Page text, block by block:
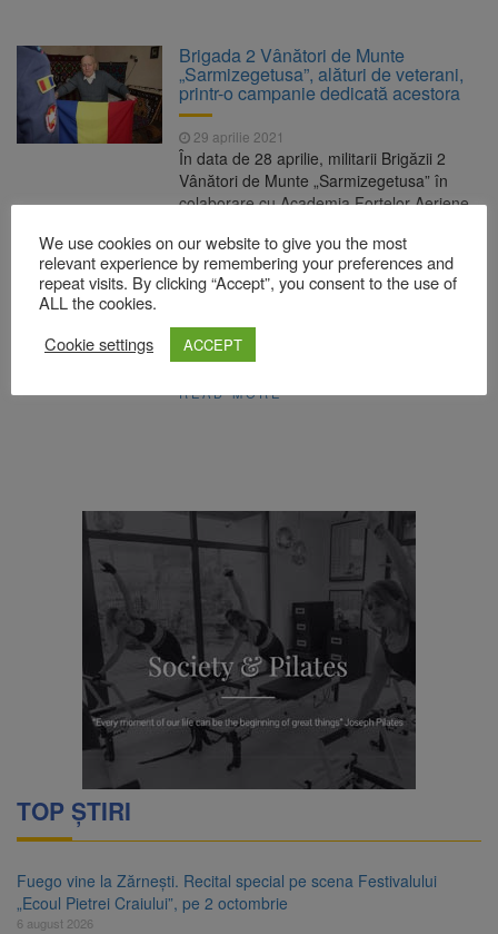
Brigada 2 Vânători de Munte
„Sarmizegetusa”, alături de veterani,
printr-o campanie dedicată acestora
29 aprilie 2021
În data de 28 aprilie, militarii Brigăzii 2
Vânători de Munte „Sarmizegetusa” în
colaborare cu Academia Forțelor Aeriene
„Dimitrie Cantemir” au distribuit pachetele
cadou pregătite pentru veteranii de război
din Tărlungeni, Teliu, Lunca Câlnicului,
acestea, nu este iubirea țărânei, ci iubirea
trecutului. Fără […]
READ MORE
TOP ȘTIRI
Fuego vine la Zărnești. Recital special pe scena Festivalului
„Ecoul Pietrei Craiului”, pe 2 octombrie
6 august 2026
We use cookies on our website to give you the most
relevant experience by remembering your preferences and
repeat visits. By clicking “Accept”, you consent to the use of
ALL the cookies.
Cookie settings
ACCEPT